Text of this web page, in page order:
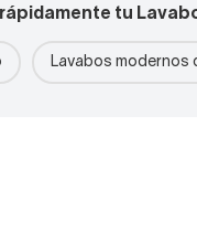
tu
Lavabos modernos